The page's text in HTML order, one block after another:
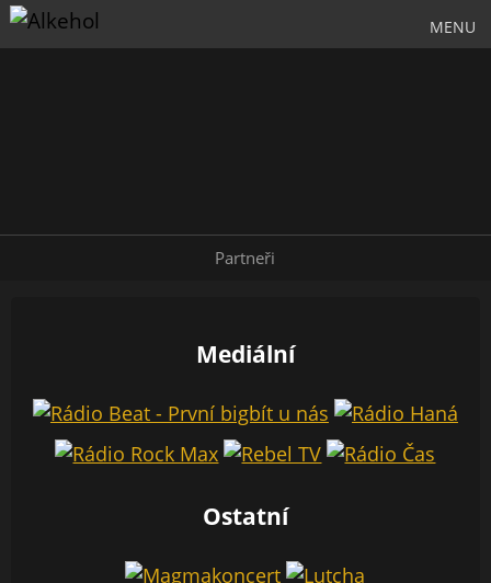
MENU
Partneři
Mediální
Ostatní